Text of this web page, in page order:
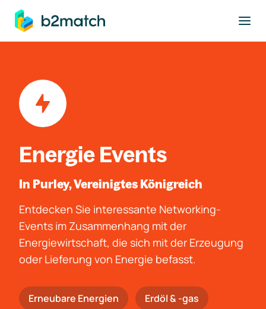
springen
Energie Events
In Purley, Vereinigtes Königreich
Entdecken Sie interessante Networking-
Events im Zusammenhang mit der
Energiewirtschaft, die sich mit der Erzeugung
oder Lieferung von Energie befasst.
Erneubare Energien Erdöl & -gas